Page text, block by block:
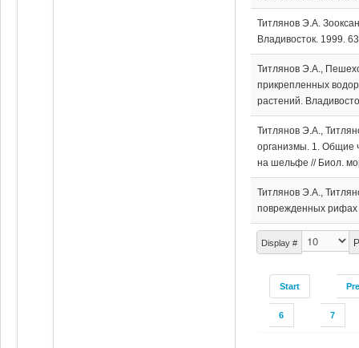
Display #
Start
6 7
Титлянов Э.А.
Владивосток. 1999.
Титлянов Э.А.,
прикрепленных
растений.
Титлянов Э.А.,
организмы. 1. Общие
на шельфе // Биол.
Титлянов Э.А.,
поврежденных